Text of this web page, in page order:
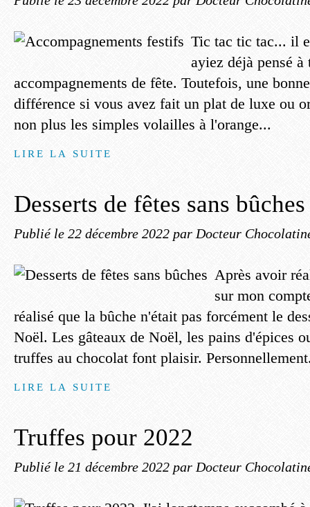
Tic tac tic tac... il
ayiez déjà pensé à
accompagnements de fête. Toutefois, une
différence si vous avez fait un plat de luxe ou
non plus les simples volailles à l'orange...
LIRE LA SUITE
Desserts de fêtes sans bûches
Publié le 22 décembre 2022 par Docteur
Après avoir
sur mon
réalisé que la bûche n'était pas forcément le
Noël. Les gâteaux de Noël, les pains d'épices
truffes au chocolat font plaisir.
LIRE LA SUITE
Truffes pour 2022
Publié le 21 décembre 2022 par Docteur